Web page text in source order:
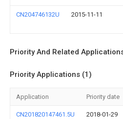
CN204746132U 2015-11-11
Priority And Related
Priority Applications (1)
Application Priority date
CN201820147461.5U 2018-01-29